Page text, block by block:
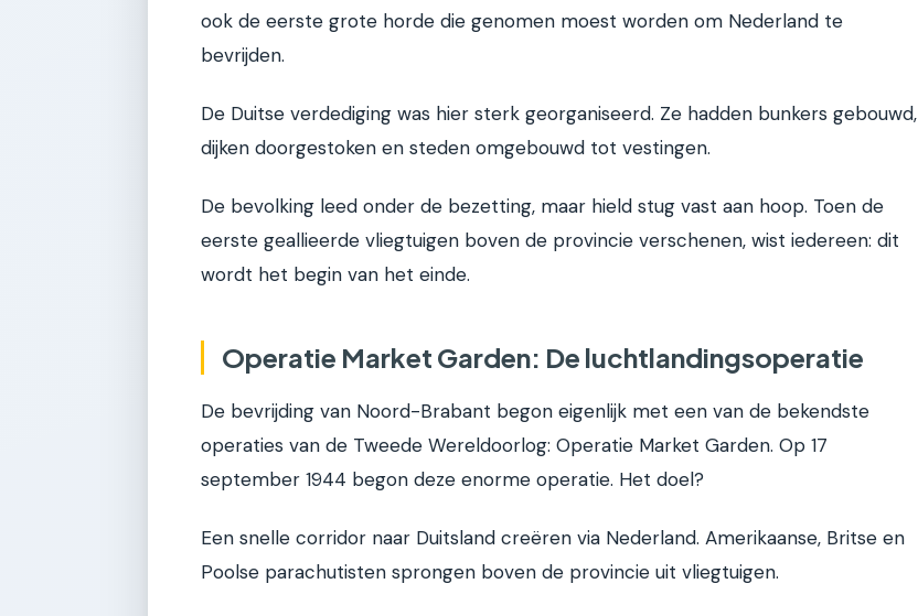
ook de eerste grote horde die genomen moest worden om Nederland te
bevrijden.
De Duitse verdediging was hier sterk georganiseerd. Ze hadden bunkers gebouwd,
dijken doorgestoken en steden omgebouwd tot vestingen.
De bevolking leed onder de bezetting, maar hield stug vast aan hoop. Toen de
eerste geallieerde vliegtuigen boven de provincie verschenen, wist iedereen: dit
wordt het begin van het einde.
Operatie Market Garden: De luchtlandingsoperatie
De bevrijding van Noord-Brabant begon eigenlijk met een van de bekendste
operaties van de Tweede Wereldoorlog: Operatie Market Garden. Op 17
september 1944 begon deze enorme operatie. Het doel?
Een snelle corridor naar Duitsland creëren via Nederland. Amerikaanse, Britse en
Poolse parachutisten sprongen boven de provincie uit vliegtuigen.